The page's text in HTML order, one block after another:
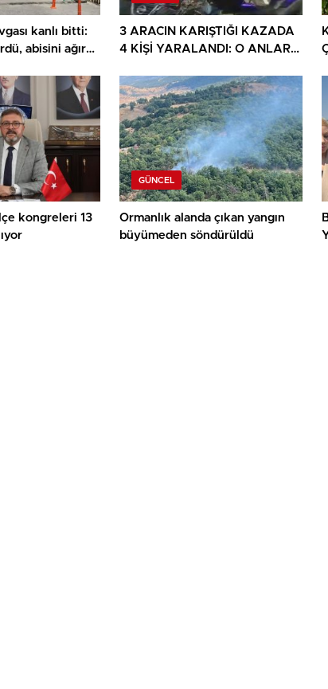
kanlı bitti:
abisini ağır
3 ARACIN KARIŞTIĞI KAZADA
4 KİŞİ YARALANDI: O ANLAR
kongreleri 13
GÜNCEL
Ormanlık alanda çıkan yangın
büyümeden söndürüldü